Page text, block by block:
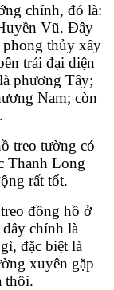
chính, đó là:
Vũ. Đây
thủy xây
trái đại diện
phương Tây;
Nam; còn
treo tường có
Thanh Long
rất tốt.
đồng hồ ở
chính là
đặc biệt là
xuyên gặp
thôi.